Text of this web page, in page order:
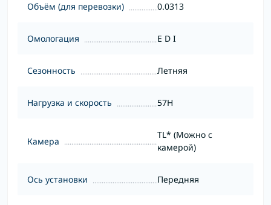
Объём (для перевозки) 0.0313
Омологация E D I
Сезонность Летняя
Нагрузка и скорость 57H
Камера
TL* (Можно с
камерой)
Ось установки Передняя